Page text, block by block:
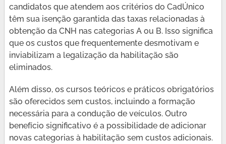
candidatos que atendem aos critérios do CadÚnico
têm sua isenção garantida das taxas relacionadas à
obtenção da CNH nas categorias A ou B. Isso significa
que os custos que frequentemente desmotivam e
inviabilizam a legalização da habilitação são
eliminados.
Além disso, os cursos teóricos e práticos obrigatórios
são oferecidos sem custos, incluindo a formação
necessária para a condução de veículos. Outro
benefício significativo é a possibilidade de adicionar
novas categorias à habilitação sem custos adicionais.